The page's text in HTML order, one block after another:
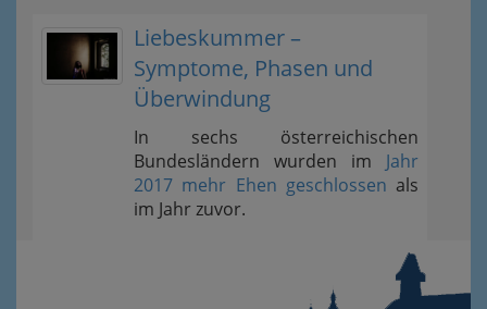
Liebeskummer –
Symptome, Phasen und
Überwindung
In sechs österreichischen
Bundesländern wurden im Jahr
2017 mehr Ehen geschlossen als
im Jahr zuvor.